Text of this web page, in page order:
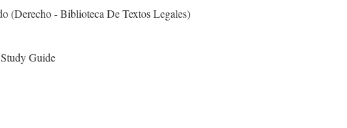
(Derecho - Biblioteca De Textos Legales)
Guide